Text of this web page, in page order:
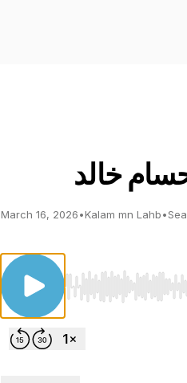
خالد
March 16, 2026•Kalam mn Lahb•
Use Left/Right to